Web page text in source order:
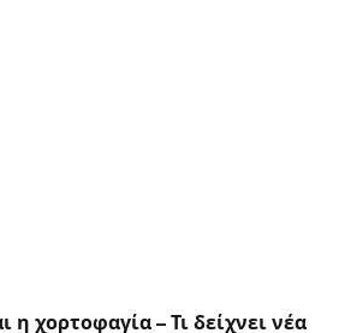
η χορτοφαγία – Τι δείχνει νέα